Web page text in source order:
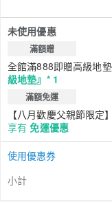
未使用優惠
滿額贈
全館滿888即贈高級地
級地墊』* 1
滿額免運
【八月歡慶父親節限定
享有免運優惠
使用優惠券
小計